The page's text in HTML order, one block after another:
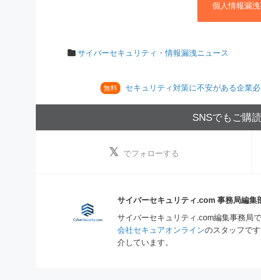
個人情報漏
サイバーセキュリティ・情報漏洩ニュース
無料 セキュリティ対策に不安がある企業
SNSでもご購
でフォローする
サイバーセキュリティ.com 事務局編集
サイバーセキュリティ.com編集事務局
会社セキュアオンラインのスタッフで
介しています。